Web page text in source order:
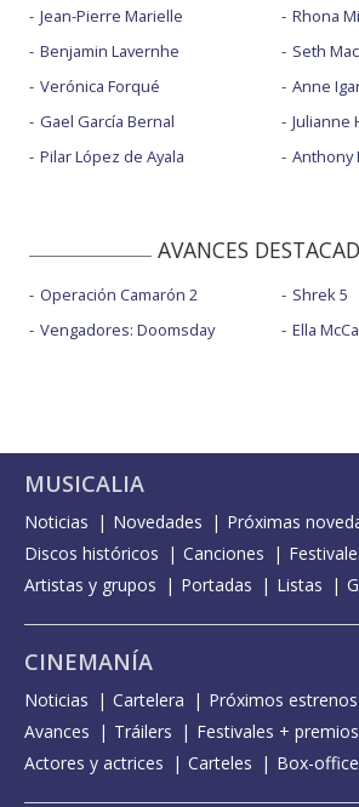
Jean-Pierre Marielle
Benjamin Lavernhe
Verónica Forqué
Gael García Bernal
Pilar López de Ayala
Rhona
Seth
Anne
Julianne
Anthony
AVANCES
Operación Camarón 2
Vengadores: Doomsday
Shrek 5
Ella
MUSICALIA
Noticias Novedades
Próximas
Discos históricos
Canciones
Artistas y grupos
Portadas Listas
CINEMANÍA
Noticias Cartelera Próximos estrenos
Avances
Tráilers
Festivales + premios
Actores y actrices
Carteles Box-office